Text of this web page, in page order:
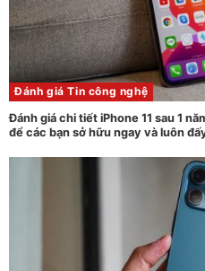
Đánh giá Tin công nghệ
Đánh giá chi tiết iPhone 11 sau 1
để các bạn sở hữu ngay và luôn